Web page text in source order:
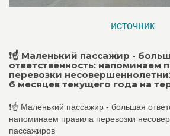
источник
❗️☝ Маленький пассажир -
ответственность: напоминаем
перевозки
6 месяцев текущего года на
❗️☝ Маленький пассажир - большая
напоминаем правила перевозки
пассажиров